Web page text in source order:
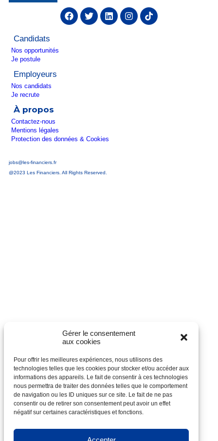
Gérer le consentement
aux cookies
Pour offrir les meilleures expériences, nous utilisons des
technologies telles que les cookies pour stocker et/ou accéder aux
informations des appareils. Le fait de consentir à ces technologies
nous permettra de traiter des données telles que le comportement
de navigation ou les ID uniques sur ce site. Le fait de ne pas
consentir ou de retirer son consentement peut avoir un effet
négatif sur certaines caractéristiques et fonctions.
Candidats
Nos opportunités
Je postule
Employeurs
Nos candidats
Je recrute
À propos
Contactez-nous
Mentions légales
Protection des données & Cookies
jobs@les-financiers.fr
@2023 Les Financiers. All Rights Reserved.